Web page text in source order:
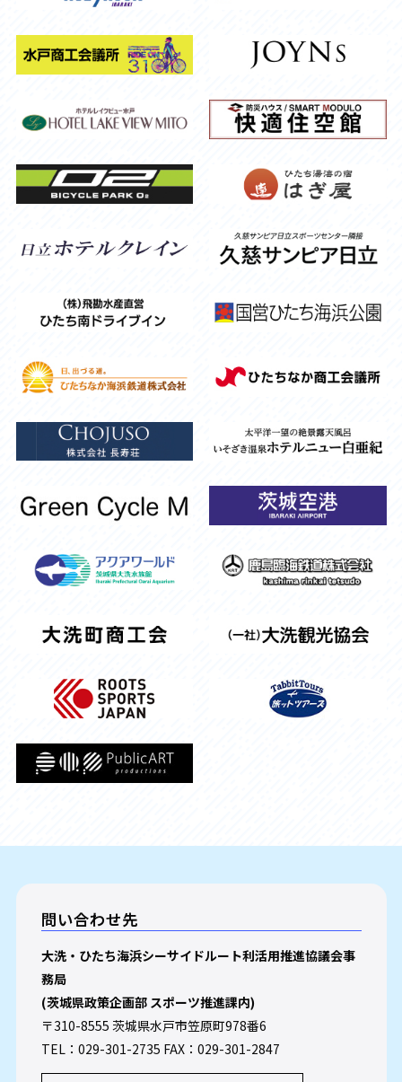
問い合わせ先
大洗・ひたち海浜シーサイドルート利活用推進協議会事
務局
(茨城県政策企画部 スポーツ推進課内)
〒310-8555 茨城県水戸市笠原町978番6
TEL：029-301-2735 FAX：029-301-2847